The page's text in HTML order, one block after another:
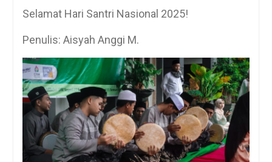
Selamat Hari Santri Nasional 2025!
Penulis: Aisyah Anggi M.